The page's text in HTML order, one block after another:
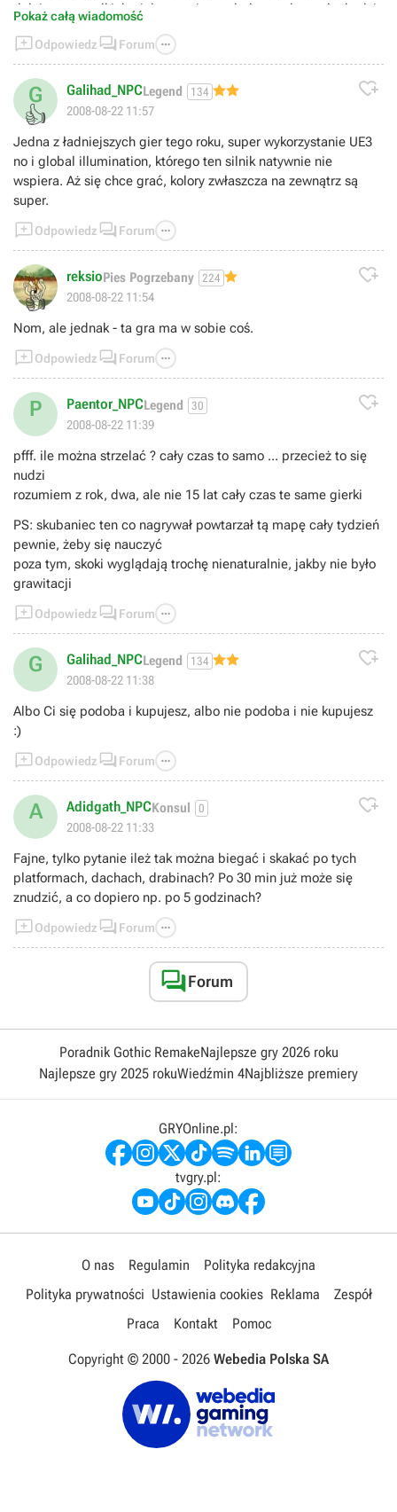
dołujące są walki, bo jak na razie wygląda to tak - podochodzi
się do dowolnego przeciwnika (komandos, snajper), który ci
nic nie robi i wciskasz jeden klawisz, po czym wciągu ułamka
sekundy jest on rozbrojony i powalony na amen.
Pokaż całą wiadomość
Odpowiedz  Forum 
G
👍
Galihad_NPCLegend 134
2008-08-22 11:57

Jedna z ładniejszych gier tego roku, super wykorzystanie UE3
no i global illumination, którego ten silnik natywnie nie
wspiera. Aż się chce grać, kolory zwłaszcza na zewnątrz są
super.
Odpowiedz  Forum 
👍
reksioPies Pogrzebany 224
2008-08-22 11:54

Nom, ale jednak - ta gra ma w sobie coś.
Odpowiedz  Forum 
P Paentor_NPCLegend 30
2008-08-22 11:39

pfff. ile można strzelać ? cały czas to samo ... przecież to się
nudzi
rozumiem z rok, dwa, ale nie 15 lat cały czas te same gierki
PS: skubaniec ten co nagrywał powtarzał tą mapę cały tydzień
pewnie, żeby się nauczyć
poza tym, skoki wyglądają trochę nienaturalnie, jakby nie było
grawitacji
Odpowiedz  Forum 
G Galihad_NPCLegend 134
2008-08-22 11:38

Albo Ci się podoba i kupujesz, albo nie podoba i nie kupujesz
:)
Odpowiedz  Forum 
A Adidgath_NPCKonsul 0
2008-08-22 11:33

Fajne, tylko pytanie ileż tak można biegać i skakać po tych
platformach, dachach, drabinach? Po 30 min już może się
znudzić, a co dopiero np. po 5 godzinach?
Odpowiedz  Forum 
Forum
Poradnik Gothic RemakeNajlepsze gry 2026 roku
Najlepsze gry 2025 rokuWiedźmin 4Najbliższe premiery
GRYOnline.pl:
tvgry.pl:
O nas Regulamin
Polityka redakcyjna
Polityka prywatności Ustawienia cookies Reklama
Zespół
Praca
Kontakt Pomoc
Copyright © 2000 - 2026 Webedia Polska SA